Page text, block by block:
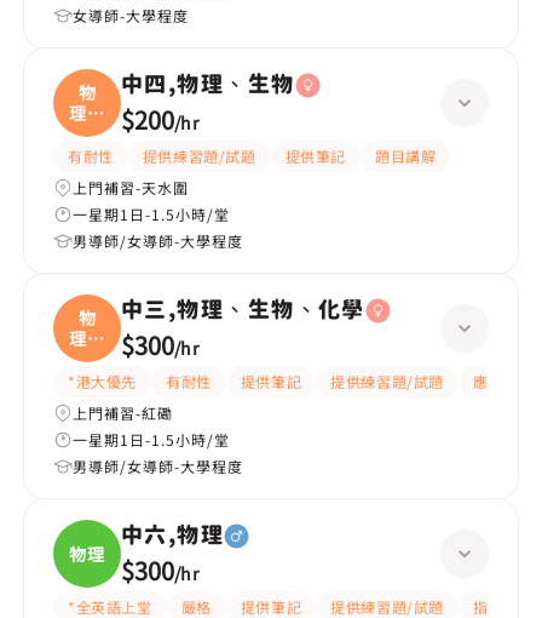
女導師-大學程度
物
理、
生物
中四,物理、生物
$200/hr
有耐性 提供練習題/試題 提供筆記
題目講解
上門補習-天水圍
一星期1日-1.5小時/堂
男導師/女導師-大學程度
物
理、
生物
中三,物理、生物、化學
$300/hr
*港大優先 有耐性 提供筆記 提供練習題/試題
應試策略
上門補習-紅磡
一星期1日-1.5小時/堂
男導師/女導師-大學程度
物理
中六,物理
$300/hr
*全英語上堂 嚴格 提供筆記 提供練習題/試題
指導功課